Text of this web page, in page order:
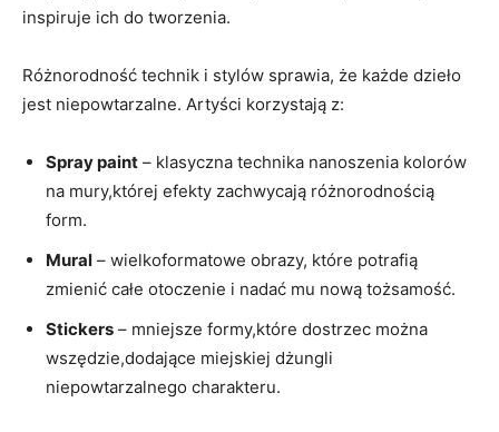
inspiruje ich do tworzenia.
Różnorodność technik i stylów sprawia, że każde dzieło
jest niepowtarzalne. Artyści korzystają z:
Spray paint – klasyczna technika nanoszenia kolorów
na mury,której efekty zachwycają różnorodnością
form.
Mural – wielkoformatowe obrazy, które potrafią
zmienić całe otoczenie i nadać mu nową tożsamość.
Stickers – mniejsze formy,które dostrzec można
wszędzie,dodające miejskiej dżungli
niepowtarzalnego charakteru.